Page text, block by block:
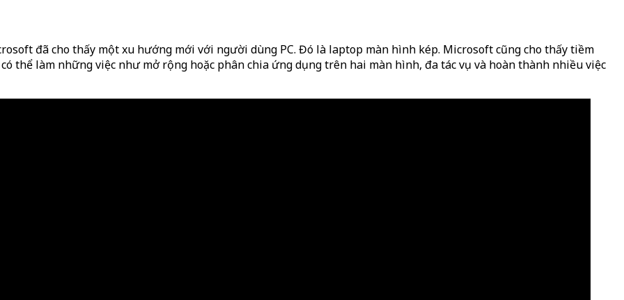
đã cho thấy một xu hướng mới với người dùng PC. Đó là laptop màn hình kép. Microsoft cũng cho thấy tiềm
thể làm những việc như mở rộng hoặc phân chia ứng dụng trên hai màn hình, đa tác vụ và hoàn thành nhiều việc